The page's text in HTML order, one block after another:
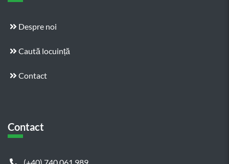
Despre noi
Caută locuință
Contact
Contact